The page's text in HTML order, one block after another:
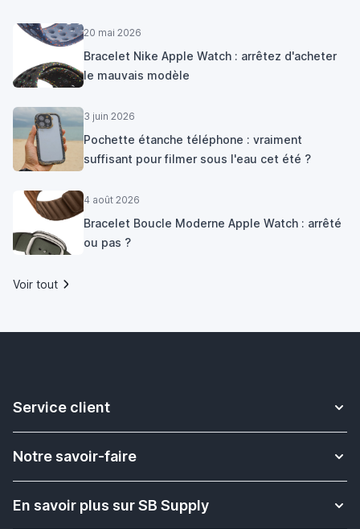
20 mai 2026
Bracelet Nike Apple Watch : arrêtez d'acheter
le mauvais modèle
3 juin 2026
Pochette étanche téléphone : vraiment
suffisant pour filmer sous l'eau cet été ?
4 août 2026
Bracelet Boucle Moderne Apple Watch : arrêté
ou pas ?
Voir tout
Service client
Contact
Retour & Échange
Notre savoir-faire
Plus d'informations sur les bracelets Apple Watch
En savoir plus sur SB Supply